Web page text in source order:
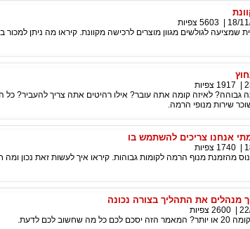
18/
5603 צפיות
שמציעה לגולשים מגוון מוצרים לרכישה מקוונת. קיראו מה ניתן למכור
1917 צפיות
לאיזה קומה אתה עובר? אילו רהיטים אתה צריך להעביר? כל
שירות מנופי הרמה.
אנחנו צריכים להשתמש בו
1740 צפיות
מהזמנת מנוף הרמה לקומות גבוהות. קיראו איך לעשות זאת נכון
מנהלים את התהליך בצורה נכונה
2600 צפיות
לכם לדעת.